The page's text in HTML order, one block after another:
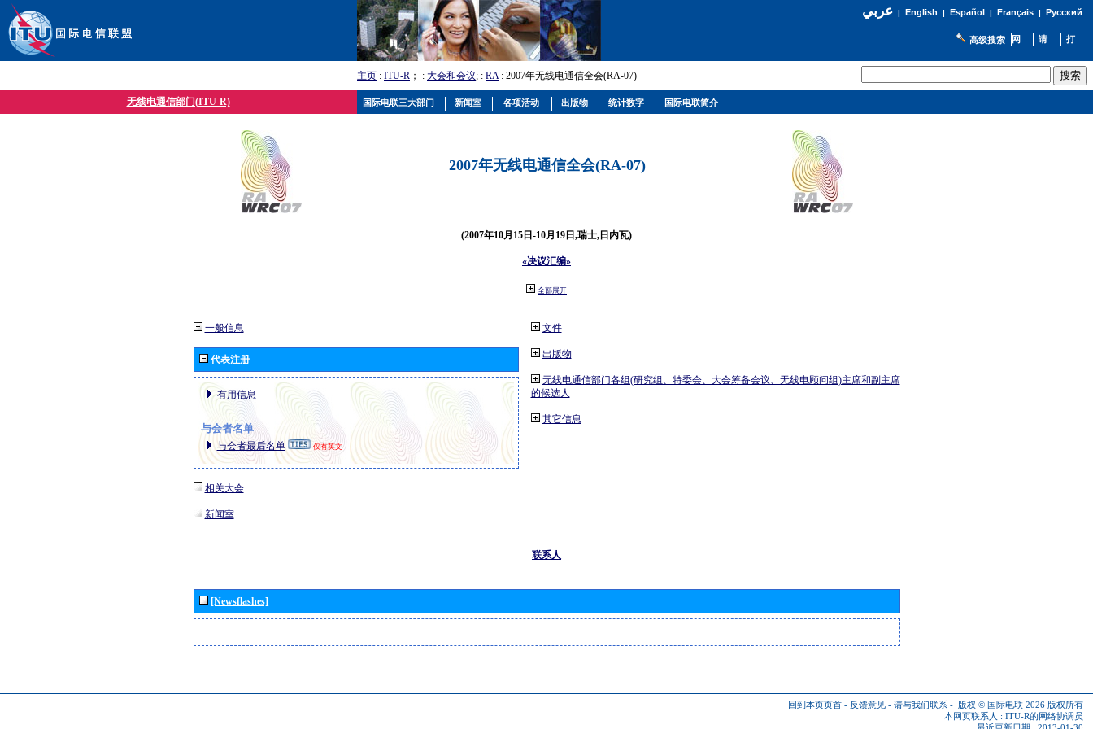
عربي| English | Español | Français| Русский
高级搜索
主页 : ITU-R ； : 大会和会议; : RA: 2007年无线电通信全会(RA-07)
无线电通信部门(ITU-R)
2007年无线电通信全会(RA-07)
(2007年10月15日-10月19日,瑞士,日内瓦)
«决议汇编»
全部展开
一般信息
代表注册
有用信息
与会者名单
与会者最后名单 仅有英文
相关大会
新闻室
文件
出版物
无线电通信部门各组(研究组、特委会、大会筹备会议、无线电顾问组)主席和副主席
的候选人
其它信息
联系人
[Newsflashes]
回到本页页首 - 反馈意见 - 请与我们联系 - 版权 © 国际电联 2026 版权所有
本网页联系人 : ITU-R的网络协调员
国际电联三大部门 新闻室 各项活动 出版物 统计数字 国际电联简介